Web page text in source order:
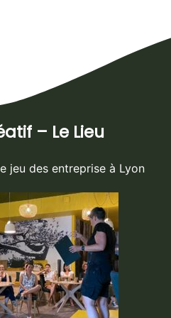
– Le Lieu
jeu des entreprise à Lyon